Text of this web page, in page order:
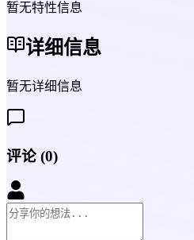
暂无特性信息
详细信息
暂无详细信息
评论 (0)